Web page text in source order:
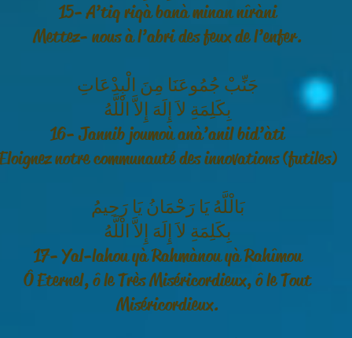
15- A’tiq riqà banà minan nîràni
Mettez- nous à l’abri des feux de l’enfer.
جَنِّبْ جُمُوعَنَا مِنَ الْبِدْعَاتِ
بِكَلِمَةِ لاَ إِلَهَ إِلاَّ الْلَّهُ
16- Jannib joumoù anà’anil bid’àti
notre communauté des innovations (futiles)
بَالْلَّهُ يَا رَحْمَانُ يَا رَحِيمُ
بِكَلِمَةِ لاَ إِلَهَ إِلاَّ الْلَّهُ
17- Yal-lahou yà Rahmànou yà Rahîmou
Ô Eternel, ô le Très Miséricordieux, ô le Tout
Miséricordieux.